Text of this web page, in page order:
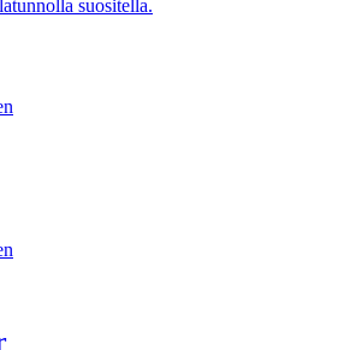
suositella.